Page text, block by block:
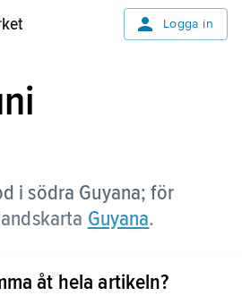
Logga in
i södra Guyana; för
Guyana.
åt hela artikeln?